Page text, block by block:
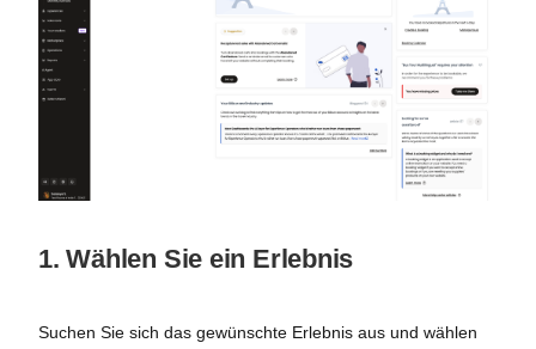
1. Wählen Sie ein Erlebnis
Suchen Sie sich das gewünschte Erlebnis aus und wählen